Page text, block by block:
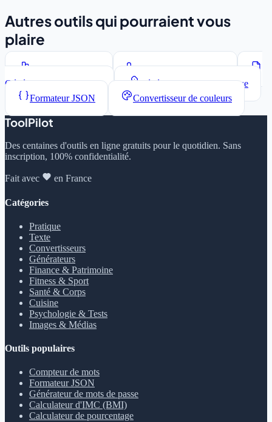
Autres outils qui pourraient vous
plaire
Compteur de mots
Convertisseur de casse
Générateur Lorem Ipsum
Générateur de mots de passe
Formateur JSON
Convertisseur de couleurs
ToolPilot
Des centaines d'outils en ligne gratuits pour le quotidien. Sans
inscription, 100% confidentialité.
Fait avec en France
Catégories
Pratique
Texte
Convertisseurs
Générateurs
Finance & Patrimoine
Fitness & Sport
Santé & Corps
Cuisine
Psychologie & Tests
Images & Médias
Outils populaires
Compteur de mots
Formateur JSON
Générateur de mots de passe
Calculateur d'IMC (BMI)
Calculateur de pourcentage